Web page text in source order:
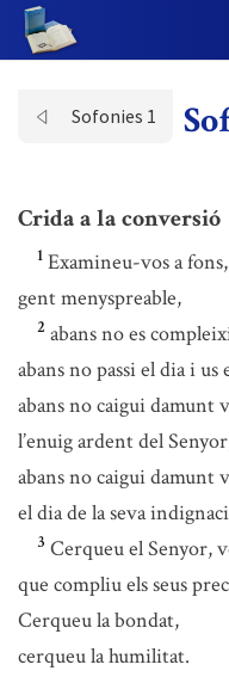
Sofonies 1
Crida a la conversió
1 Examineu-vos a fons,
gent menyspreable,
2 abans no es
abans no passi el dia i us
abans no caigui damunt
l’enuig ardent del
abans no caigui damunt
el dia de la seva
3 Cerqueu el Senyor,
que compliu els seus
Cerqueu la bondat,
cerqueu la humilitat.